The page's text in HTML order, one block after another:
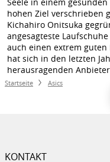
Seele in einem
hohen Ziel verschrieben
Kichahiro Onitsuka
angesagteste
auch einen extrem
hat sich in den letzten
herausragenden
Startseite Asics
KONTAKT